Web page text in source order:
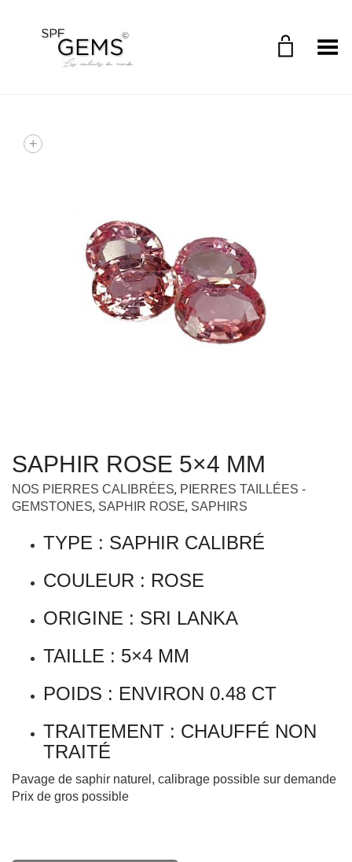
Toggle Menu
+
SAPHIR ROSE 5×4 MM
NOS PIERRES CALIBRÉES, PIERRES TAILLÉES -
GEMSTONES, SAPHIR ROSE, SAPHIRS
TYPE : SAPHIR CALIBRÉ
COULEUR : ROSE
ORIGINE : SRI LANKA
TAILLE : 5×4 MM
POIDS : ENVIRON 0.48 CT
TRAITEMENT : CHAUFFÉ NON
TRAITÉ
Pavage de saphir naturel, calibrage possible sur demande
Prix de gros possible